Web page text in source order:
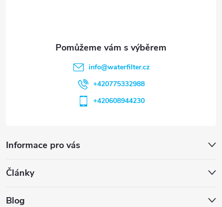
Informace pro vás
Články
Blog
info@waterfilter.cz
+420775332988
+420608944230